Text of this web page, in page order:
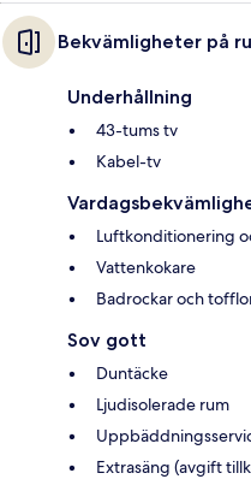
Bekvämligheter på
Underhållning
43-tums tv
Kabel-tv
Luftkonditionering
Vattenkokare
Badrockar och
Sov gott
Duntäcke
Ljudisolerade rum
Extrasäng (avgift